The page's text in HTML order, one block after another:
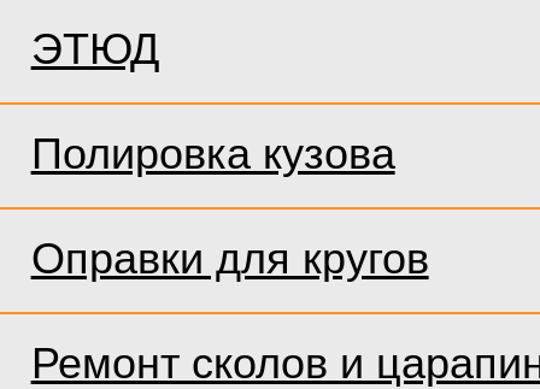
ЭТЮД
Полировка кузова
Оправки для кругов
Ремонт сколов и